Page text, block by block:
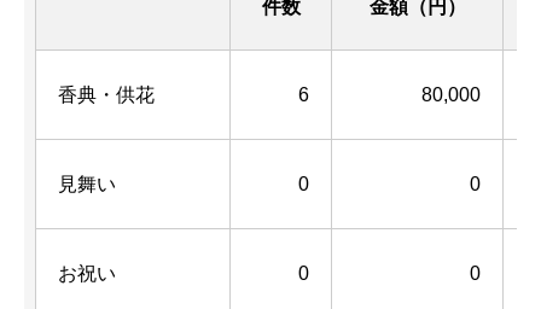
件数 金額（円）
香典・供花 6 80,000
見舞い 0 0
お祝い 0 0